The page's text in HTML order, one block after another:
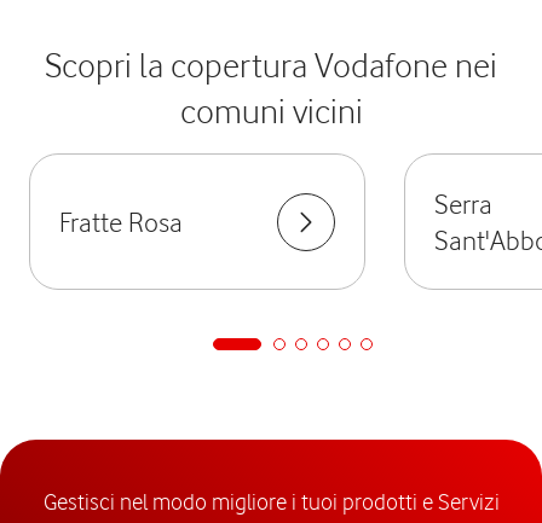
Scopri la copertura Vodafone nei
comuni vicini
Fratte Rosa
Serra
Gestisci nel modo migliore i tuoi prodotti e Servizi